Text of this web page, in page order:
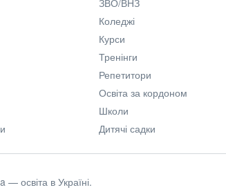
ЗВО/ВНЗ
Коледжі
Курси
Тренінги
Репетитори
Освіта за кордоном
Школи
Дитячі садки
освіта в Україні.